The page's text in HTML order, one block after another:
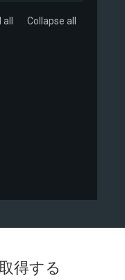
Collapse all
得する